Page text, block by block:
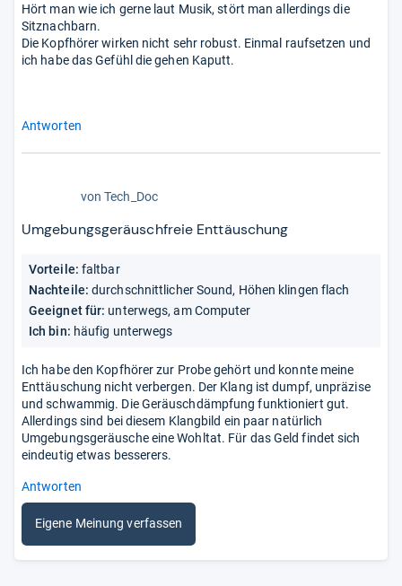
Hört man wie ich gerne laut Musik, stört man allerdings die
Sitznachbarn.
Die Kopfhörer wirken nicht sehr robust. Einmal raufsetzen und
ich habe das Gefühl die gehen Kaputt.
Antworten
5
Sternen
von Tech_Doc
Umgebungsgeräuschfreie Enttäuschung
Vorteile: faltbar
Nachteile: durchschnittlicher Sound, Höhen klingen flach
Geeignet für: unterwegs, am Computer
Ich bin: häufig unterwegs
Ich habe den Kopfhörer zur Probe gehört und konnte meine
Enttäuschung nicht verbergen. Der Klang ist dumpf, unpräzise
und schwammig. Die Geräuschdämpfung funktioniert gut.
Allerdings sind bei diesem Klangbild ein paar natürlich
Umgebungsgeräusche eine Wohltat. Für das Geld findet sich
eindeutig etwas besserers.
Antworten
Eigene Meinung verfassen